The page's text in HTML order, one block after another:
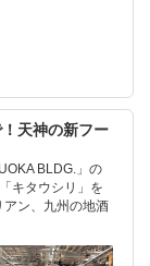
天神の新フー
BLDG.」の
キタウシリ」を
ン、九州の地酒